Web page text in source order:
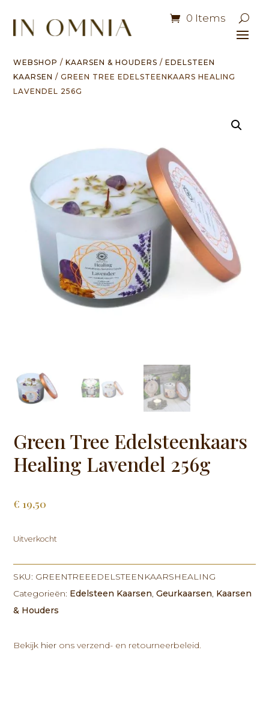
0 Items
WEBSHOP /KAARSEN & HOUDERS /EDELSTEEN
KAARSEN / GREEN TREE EDELSTEENKAARS HEALING
LAVENDEL 256G
Green Tree Edelsteenkaars
Healing Lavendel 256g
€ 19,50
Uitverkocht
SKU: GREENTREEEDELSTEENKAARSHEALING
Categorieën: Edelsteen Kaarsen,Geurkaarsen, Kaarsen
& Houders
Bekijk hier ons verzend- en retourneerbeleid.